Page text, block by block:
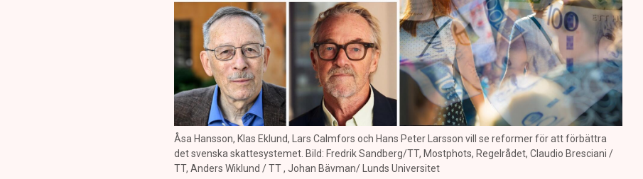
Åsa Hansson, Klas Eklund, Lars Calmfors och Hans Peter Larsson vill se reformer för att förbättra
det svenska skattesystemet. Bild: Fredrik Sandberg/TT, Mostphots, Regelrådet, Claudio Bresciani /
TT, Anders Wiklund / TT , Johan Bävman/ Lunds Universitet